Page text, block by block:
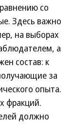
со
Здесь важно
на выборах
а
состав: к
за
опыта.
фракций.
должно